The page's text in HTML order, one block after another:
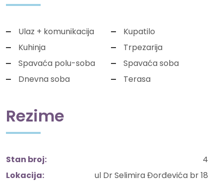
Ulaz + komunikacija
Kupatilo
Kuhinja
Trpezarija
Spavaća polu-soba
Spavaća soba
Dnevna soba
Terasa
Rezime
Stan broj:
4
Lokacija:
ul Dr Selimira Đorđevića br 18